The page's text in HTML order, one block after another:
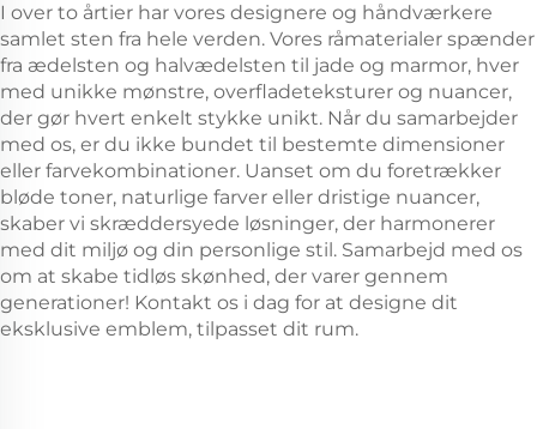
I over to årtier har vores designere og håndværkere
samlet sten fra hele verden. Vores råmaterialer spænder
fra ædelsten og halvædelsten til jade og marmor, hver
med unikke mønstre, overfladeteksturer og nuancer,
der gør hvert enkelt stykke unikt. Når du samarbejder
med os, er du ikke bundet til bestemte dimensioner
eller farvekombinationer. Uanset om du foretrækker
bløde toner, naturlige farver eller dristige nuancer,
skaber vi skræddersyede løsninger, der harmonerer
med dit miljø og din personlige stil. Samarbejd med os
om at skabe tidløs skønhed, der varer gennem
generationer! Kontakt os i dag for at designe dit
eksklusive emblem, tilpasset dit rum.